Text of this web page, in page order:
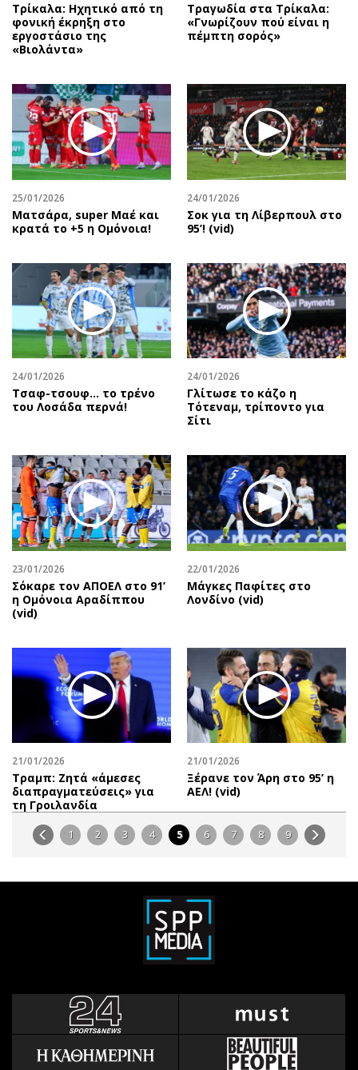
Τρίκαλα: Ηχητικό από τη
φονική έκρηξη στο
εργοστάσιο της
«Βιολάντα»
Τραγωδία στα Τρίκαλα:
«Γνωρίζουν πού είναι η
πέμπτη σορός»
25/01/2026
Mατσάρα, super Μαέ και
κρατά το +5 η Ομόνοια!
24/01/2026
Σοκ για τη Λίβερπουλ στο
95’! (vid)
24/01/2026
Τσαφ-τσουφ… το τρένο
του Λοσάδα περνά!
24/01/2026
Γλίτωσε το κάζο η
Τότεναμ, τρίποντο για
Σίτι
23/01/2026
Σόκαρε τον ΑΠΟΕΛ στο 91’
η Ομόνοια Αραδίππου
(vid)
22/01/2026
Μάγκες Παφίτες στο
Λονδίνο (vid)
21/01/2026
Τραμπ: Ζητά «άμεσες
διαπραγματεύσεις» για
τη Γροιλανδία
21/01/2026
Ξέρανε τον Άρη στο 95’ η
ΑΕΛ! (vid)
1 2 3 4 5 6 7 8 9